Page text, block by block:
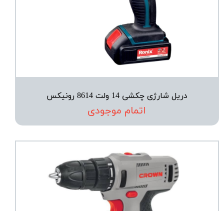
دریل شارژی چکشی 14 ولت 8614 رونیکس
اتمام موجودی